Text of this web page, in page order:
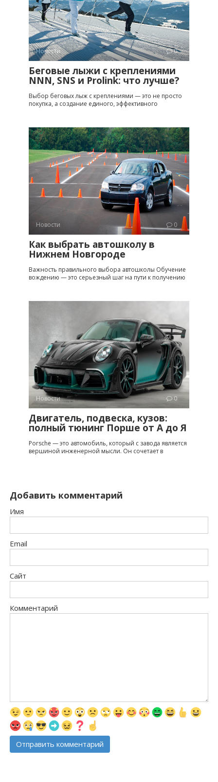
Новости 0
Беговые лыжи с креплениями
NNN, SNS и Prolink: что лучше?
Выбор беговых лыж с креплениями — это не просто
покупка, а создание единого, эффективного
Новости 0
Как выбрать автошколу в
Нижнем Новгороде
Важность правильного выбора автошколы Обучение
вождению — это серьезный шаг на пути к получению
Новости 0
Двигатель, подвеска, кузов:
полный тюнинг Порше от A до Я
Porsche — это автомобиль, который с завода является
вершиной инженерной мысли. Он сочетает в
Добавить комментарий
Имя
Email
Сайт
Комментарий